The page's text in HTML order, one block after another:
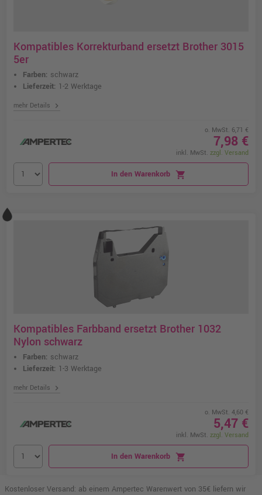
Kompatibles Korrekturband ersetzt Brother 3015
5er
Farben: schwarz
Lieferzeit: 1-2 Werktage
mehr Details chevron_right
o. MwSt. 6,71 €
7,98 €
inkl. MwSt. zzgl. Versand
In den Warenkorb shopping_cart
Kompatibles Farbband ersetzt Brother 1032
Nylon schwarz
Farben: schwarz
Lieferzeit: 1-3 Werktage
mehr Details chevron_right
o. MwSt. 4,60 €
5,47 €
inkl. MwSt. zzgl. Versand
In den Warenkorb shopping_cart
Kostenloser Versand: ab einem Ampertec Warenwert von 35€ liefern wir